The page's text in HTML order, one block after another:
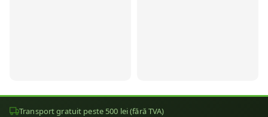
Transport gratuit peste 500 lei (fără TVA)